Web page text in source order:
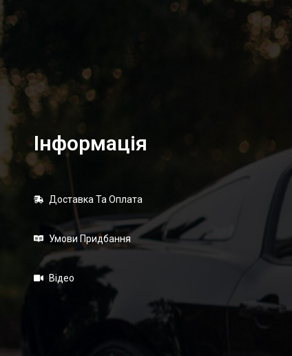
Інформація
Доставка Та Оплата
Умови Придбання
Відео